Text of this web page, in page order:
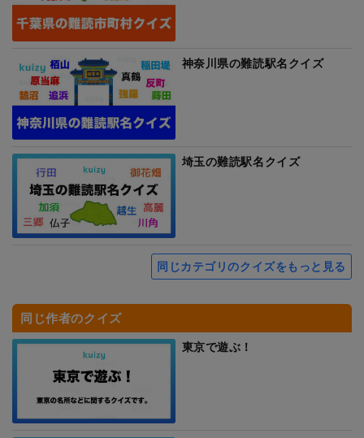
神奈川県の難読駅名クイズ
埼玉の難読駅名クイズ
同じカテゴリのクイズをもっと見る
同じ作者のクイズ
東京で遊ぶ！